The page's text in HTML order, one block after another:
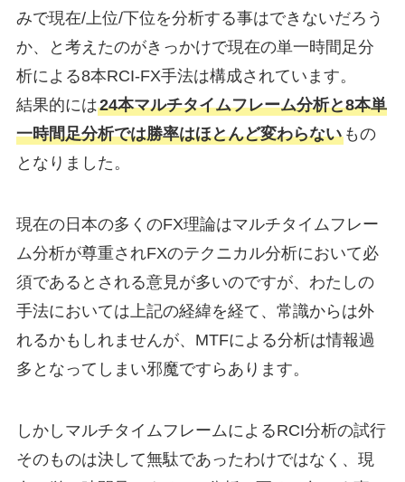
みで現在/上位/下位を分析する事はできないだろう
か、と考えたのがきっかけで現在の単一時間足分
析による8本RCI-FX手法は構成されています。
結果的には24本マルチタイムフレーム分析と8本単
一時間足分析では勝率はほとんど変わらないもの
となりました。
現在の日本の多くのFX理論はマルチタイムフレー
ム分析が尊重されFXのテクニカル分析において必
須であるとされる意見が多いのですが、わたしの
手法においては上記の経緯を経て、常識からは外
れるかもしれませんが、MTFによる分析は情報過
多となってしまい邪魔ですらあります。
しかしマルチタイムフレームによるRCI分析の試行
そのものは決して無駄であったわけではなく、現